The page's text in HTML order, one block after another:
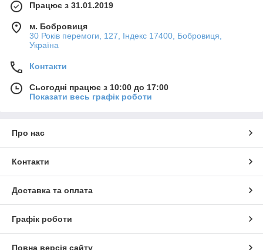
Працює з 31.01.2019
м. Бобровиця
30 Років перемоги, 127, Індекс 17400, Бобровиця,
Україна
Контакти
Сьогодні працює з 10:00 до 17:00
Показати весь графік роботи
Про нас
Контакти
Доставка та оплата
Графік роботи
Повна версія сайту